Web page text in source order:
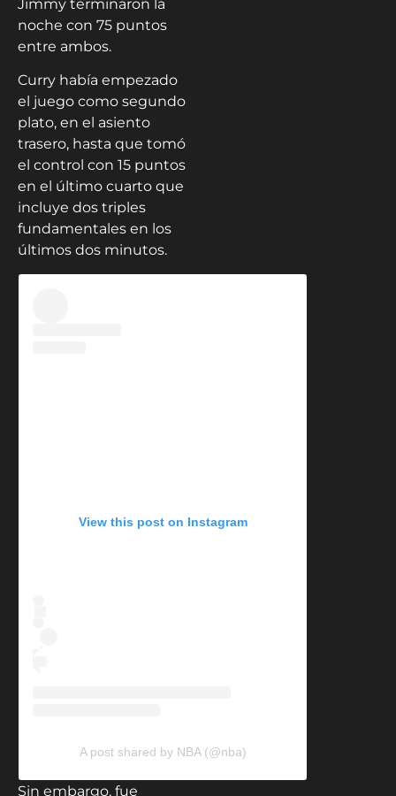
Jimmy terminaron la
noche con 75 puntos
entre ambos.
Curry había empezado
el juego como segundo
plato, en el asiento
trasero, hasta que tomó
el control con 15 puntos
en el último cuarto que
incluye dos triples
fundamentales en los
últimos dos minutos.
View this post on Instagram
A post shared by NBA (@nba)
Sin embargo, fue